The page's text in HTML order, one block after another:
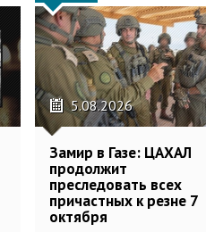
5.08.2026
Замир в Газе: ЦАХАЛ
продолжит
преследовать всех
причастных к резне 7
октября